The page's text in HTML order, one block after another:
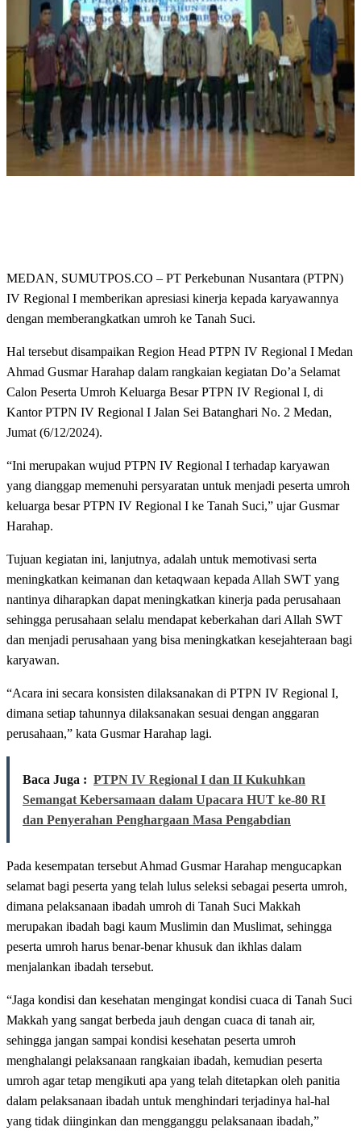
MEDAN, SUMUTPOS.CO – PT Perkebunan Nusantara (PTPN)
IV Regional I memberikan apresiasi kinerja kepada karyawannya
dengan memberangkatkan umroh ke Tanah Suci.
Hal tersebut disampaikan Region Head PTPN IV Regional I Medan
Ahmad Gusmar Harahap dalam rangkaian kegiatan Do’a Selamat
Calon Peserta Umroh Keluarga Besar PTPN IV Regional I, di
Kantor PTPN IV Regional I Jalan Sei Batanghari No. 2 Medan,
Jumat (6/12/2024).
“Ini merupakan wujud PTPN IV Regional I terhadap karyawan
yang dianggap memenuhi persyaratan untuk menjadi peserta umroh
keluarga besar PTPN IV Regional I ke Tanah Suci,” ujar Gusmar
Harahap.
Tujuan kegiatan ini, lanjutnya, adalah untuk memotivasi serta
meningkatkan keimanan dan ketaqwaan kepada Allah SWT yang
nantinya diharapkan dapat meningkatkan kinerja pada perusahaan
sehingga perusahaan selalu mendapat keberkahan dari Allah SWT
dan menjadi perusahaan yang bisa meningkatkan kesejahteraan bagi
karyawan.
“Acara ini secara konsisten dilaksanakan di PTPN IV Regional I,
dimana setiap tahunnya dilaksanakan sesuai dengan anggaran
perusahaan,” kata Gusmar Harahap lagi.
Baca Juga : PTPN IV Regional I dan II Kukuhkan
Semangat Kebersamaan dalam Upacara HUT ke-80 RI
dan Penyerahan Penghargaan Masa Pengabdian
Pada kesempatan tersebut Ahmad Gusmar Harahap mengucapkan
selamat bagi peserta yang telah lulus seleksi sebagai peserta umroh,
dimana pelaksanaan ibadah umroh di Tanah Suci Makkah
merupakan ibadah bagi kaum Muslimin dan Muslimat, sehingga
peserta umroh harus benar-benar khusuk dan ikhlas dalam
menjalankan ibadah tersebut.
“Jaga kondisi dan kesehatan mengingat kondisi cuaca di Tanah Suci
Makkah yang sangat berbeda jauh dengan cuaca di tanah air,
sehingga jangan sampai kondisi kesehatan peserta umroh
menghalangi pelaksanaan rangkaian ibadah, kemudian peserta
umroh agar tetap mengikuti apa yang telah ditetapkan oleh panitia
dalam pelaksanaan ibadah untuk menghindari terjadinya hal-hal
yang tidak diinginkan dan mengganggu pelaksanaan ibadah,”